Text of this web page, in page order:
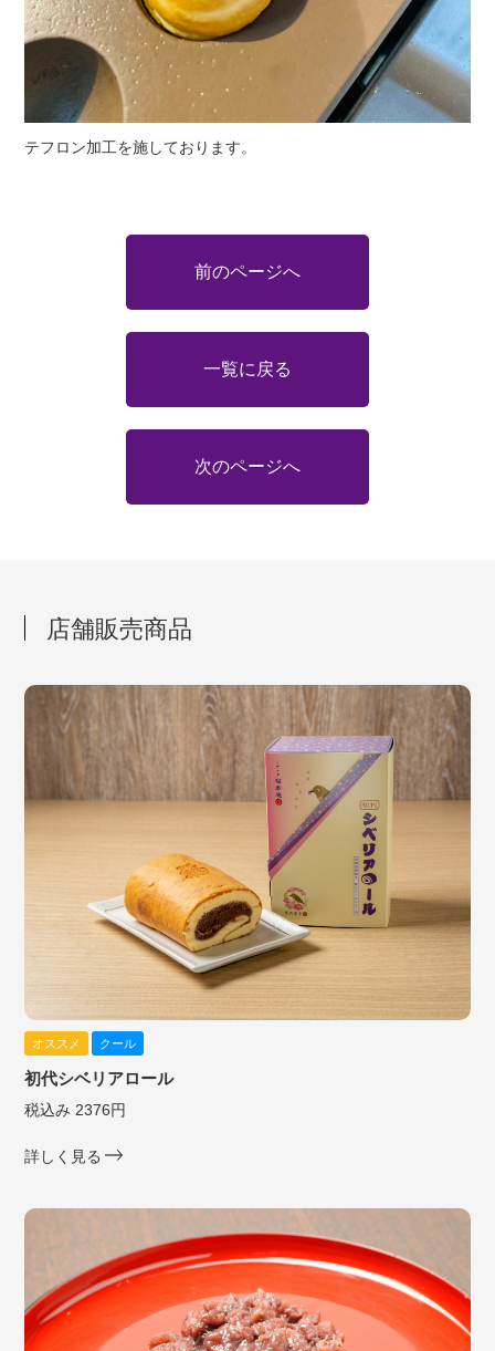
テフロン加工を施しております。
前のページへ
一覧に戻る
次のページへ
店舗販売商品
オススメ クール
初代シベリアロール
税込み 2376円
詳しく見る